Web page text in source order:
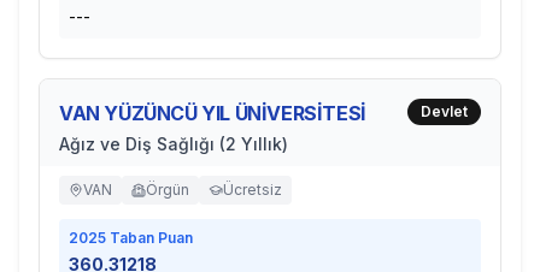
---
VAN YÜZÜNCÜ YIL ÜNİVERSİTESİ
Ağız ve Diş Sağlığı (2 Yıllık)
Devlet
VAN Örgün Ücretsiz
2025 Taban Puan
360.31218